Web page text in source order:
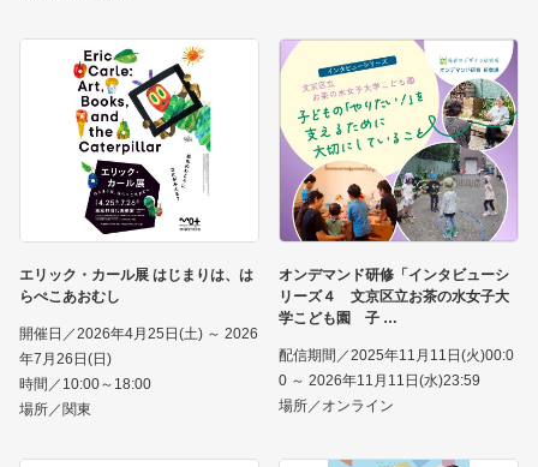
エリック・カール展 はじまりは、は
らぺこあおむし
開催日／2026年4月25日(土) ～ 2026
年7月26日(日)
時間／10:00～18:00
場所／関東
オンデマンド研修「インタビューシ
リーズ４ 文京区立お茶の水女子大
学こども園 子
配信期間／2025年11月11日(火)00:0
0 ～ 2026年11月11日(水)23:59
場所／オンライン